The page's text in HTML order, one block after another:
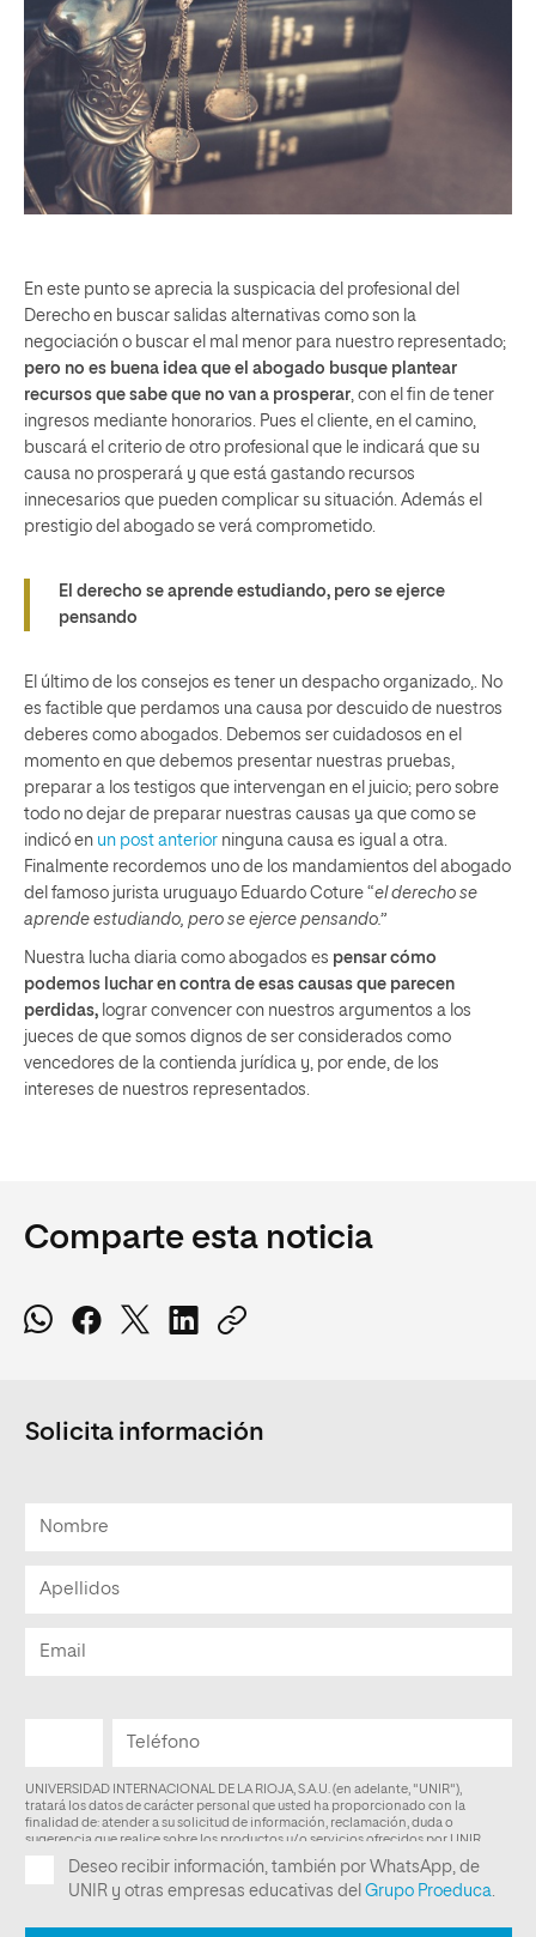
En este punto se aprecia la suspicacia del profesional del
Derecho en buscar salidas alternativas como son la
negociación o buscar el mal menor para nuestro representado;
pero no es buena idea que el abogado busque plantear
recursos que sabe que no van a prosperar, con el fin de tener
ingresos mediante honorarios. Pues el cliente, en el camino,
buscará el criterio de otro profesional que le indicará que su
causa no prosperará y que está gastando recursos
innecesarios que pueden complicar su situación. Además el
prestigio del abogado se verá comprometido.
El derecho se aprende estudiando, pero se ejerce
pensando
El último de los consejos es tener un despacho organizado,. No
es factible que perdamos una causa por descuido de nuestros
deberes como abogados. Debemos ser cuidadosos en el
momento en que debemos presentar nuestras pruebas,
preparar a los testigos que intervengan en el juicio; pero sobre
todo no dejar de preparar nuestras causas ya que como se
indicó en un post anterior ninguna causa es igual a otra.
Finalmente recordemos uno de los mandamientos del abogado
del famoso jurista uruguayo Eduardo Coture “el derecho se
aprende estudiando, pero se ejerce pensando.”
Nuestra lucha diaria como abogados es pensar cómo
podemos luchar en contra de esas causas que parecen
perdidas, lograr convencer con nuestros argumentos a los
jueces de que somos dignos de ser considerados como
vencedores de la contienda jurídica y, por ende, de los
intereses de nuestros representados.
Comparte esta noticia
Solicita información